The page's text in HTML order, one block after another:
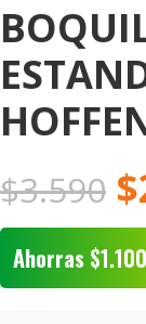
$3.590 $
Ahorras $1.100